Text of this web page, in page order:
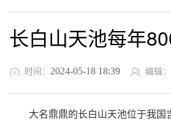
长白山天池每年
时间： 2024-05-18 18:39 编辑：
大名鼎鼎的长白山天池位于我国吉